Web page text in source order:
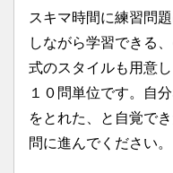
スキマ時間に練習問
しながら学習できる
式のスタイルも用意し
１０問単位です。自
をとれた、と自覚で
問に進んでください。